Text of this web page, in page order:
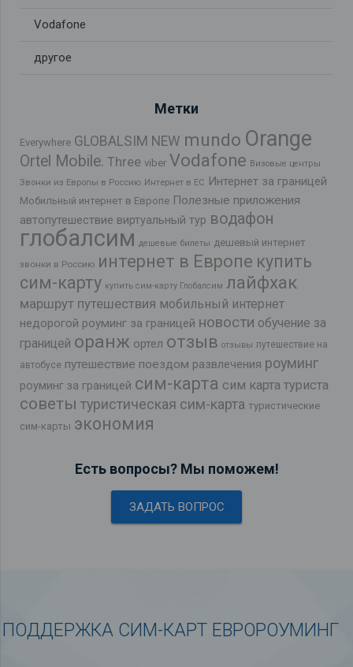
Vodafone
другое
Метки
Everywhere GLOBALSIM NEW mundo Orange
Ortel Mobile. Three viber Vodafone Визовые центры
Звонки из Европы в Россию Интернет в ЕС Интернет за границей
Мобильный интернет в Европе Полезные приложения
автопутешествие виртуальный тур водафон
глобалсим дешевые билеты дешевый интернет
звонки в Россию интернет в Европе купить
сим-карту купить сим-карту Глобалсим лайфхак
маршрут путешествия мобильный интернет
недорогой роуминг за границей новости обучение за
границей оранж ортел отзыв отзывы путешествие на
автобусе путешествие поездом развлечения роуминг
роуминг за границей сим-карта сим карта туриста
советы туристическая сим-карта туристические
сим-карты экономия
Есть вопросы? Мы поможем!
ЗАДАТЬ ВОПРОС
ПОДДЕРЖКА СИМ-КАРТ ЕВРОРОУМИНГ